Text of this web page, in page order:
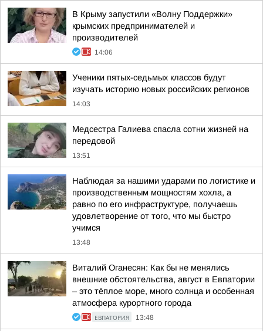
В Крыму запустили «Волну Поддержки»
крымских предпринимателей и
производителей
14:06
Ученики пятых-седьмых классов будут
изучать историю новых российских регионов
14:03
Медсестра Галиева спасла сотни жизней на
передовой
13:51
Наблюдая за нашими ударами по логистике и
производственным мощностям хохла, а
равно по его инфраструктуре, получаешь
удовлетворение от того, что мы быстро
учимся
13:48
Виталий Оганесян: Как бы не менялись
внешние обстоятельства, август в Евпатории
– это тёплое море, много солнца и особенная
атмосфера курортного города
ЕВПАТОРИЯ 13:48